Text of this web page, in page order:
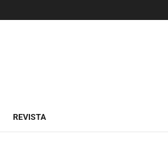
REVISTA